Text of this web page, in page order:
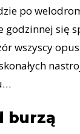
po
się
wszyscy
burzą